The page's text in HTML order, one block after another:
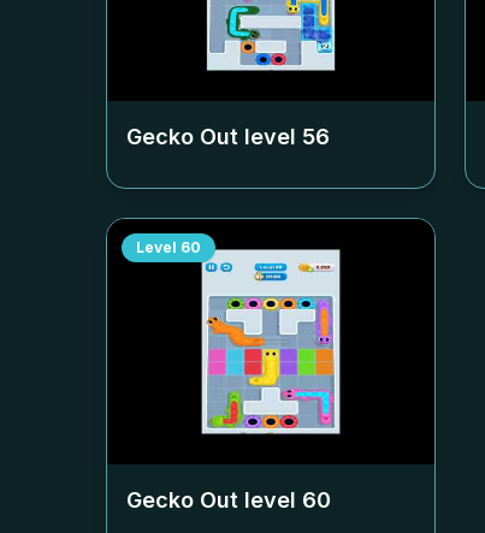
Gecko Out level 56
Level 60
Gecko Out level 60